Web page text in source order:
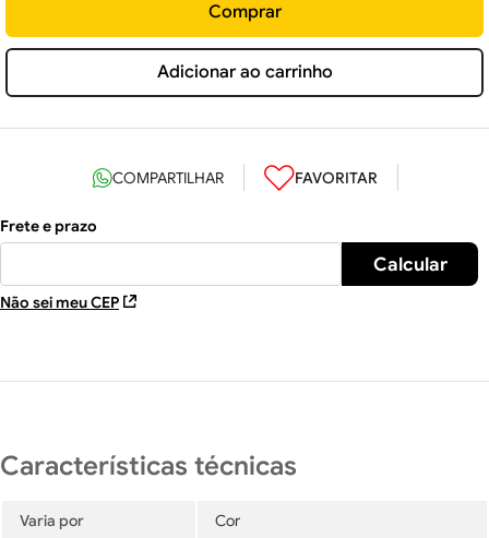
Adicionar ao carrinho
Comprar
Não sei meu CEP
Varia por Cor